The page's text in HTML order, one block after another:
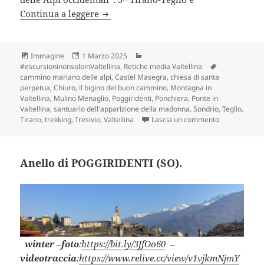
Continua a leggere TIRANO – TEGLIO – SONDRIO
Formato
Immagine
Scritto
il
1 Marzo 2025
#escursioninonsoloinValtellina, Retiche media Valtellina
cammino mariano delle alpi,Castel Masegra,chiesa di santa
perpetua,Chiuro, il bigino del buon cammino, Montagna in
Valtellina, Mulino Menaglio, Poggiridenti, Ponchiera, Ponte in
Valtellina,santuario dell'apparizione della madonna,Sondrio,Teglio,
Tirano,trekking,Tresivio,Valtellina Lascia un commentosu TIRANO –
Anello di POGGIRIDENTI (SO).
winter –foto:https://bit.ly/3JfOo60 –
videotraccia:https://www.relive.cc/view/v1vjkmNjmY